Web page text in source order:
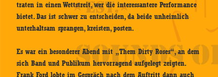
traten in einen Wettstreit, wer die interessantere Performance
bietet. Das ist schwer zu entscheiden, da beide unheimlich
unterhaltsam sprangen, kreisten, posten.
Es war ein besonderer Abend mit „Them Dirty Roses“, an dem
sich Band und Publikum hervorragend aufgelegt zeigten.
Frank Ford lobte im Gespräch nach dem Auftritt dann auch